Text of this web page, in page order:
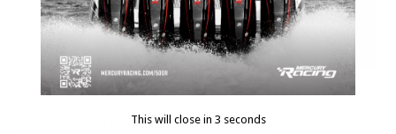
qu’on peut même
qualifier de sportif, n’est
requis pour un bateau de
pêche, mais combiné au franc-bord élevé et aux sièges confortables,
appréciée quand les conditions se détérioreront.
This will close in 2 seconds